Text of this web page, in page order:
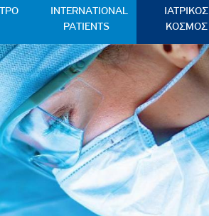
INTERNATIONAL
PATIENTS
ΙΑΤΡΙΚΟΣ
ΚΟΣΜΟΣ